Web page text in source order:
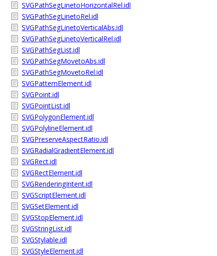
SVGPathSegLinetoHorizontalRel.idl
SVGPathSegLinetoRel.idl
SVGPathSegLinetoVerticalAbs.idl
SVGPathSegLinetoVerticalRel.idl
SVGPathSegList.idl
SVGPathSegMovetoAbs.idl
SVGPathSegMovetoRel.idl
SVGPatternElement.idl
SVGPoint.idl
SVGPointList.idl
SVGPolygonElement.idl
SVGPolylineElement.idl
SVGPreserveAspectRatio.idl
SVGRadialGradientElement.idl
SVGRect.idl
SVGRectElement.idl
SVGRenderingIntent.idl
SVGScriptElement.idl
SVGSetElement.idl
SVGStopElement.idl
SVGStringList.idl
SVGStylable.idl
SVGStyleElement.idl